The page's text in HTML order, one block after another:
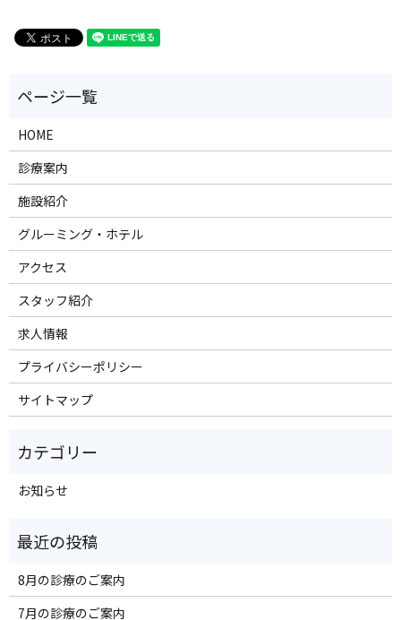
HOME
診療案内
施設紹介
グルーミング・ホテル
アクセス
スタッフ紹介
求人情報
プライバシーポリシー
サイトマップ
お知らせ
8月の診療のご案内
7月の診療のご案内